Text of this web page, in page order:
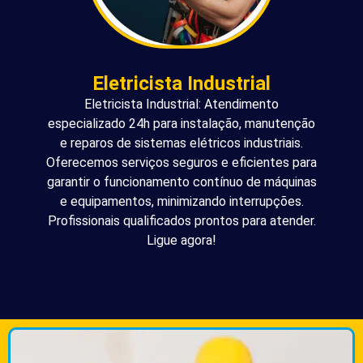
Eletricista Industrial
Eletricista Industrial: Atendimento
especializado 24h para instalação, manutenção
e reparos de sistemas elétricos industriais.
Oferecemos serviços seguros e eficientes para
garantir o funcionamento contínuo de máquinas
e equipamentos, minimizando interrupções.
Profissionais qualificados prontos para atender.
Ligue agora!